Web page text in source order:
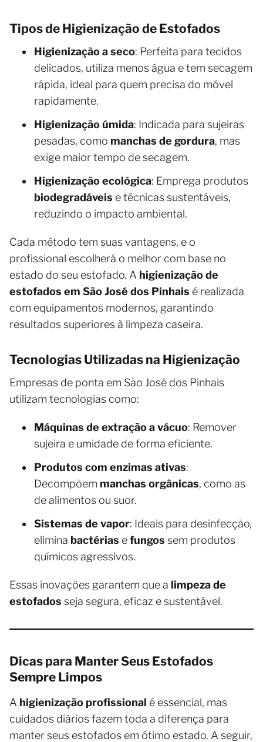
Tipos de Higienização de Estofados
Higienização a seco: Perfeita para tecidos
delicados, utiliza menos água e tem secagem
rápida, ideal para quem precisa do móvel
rapidamente.
Higienização úmida: Indicada para sujeiras
pesadas, como manchas de gordura, mas
exige maior tempo de secagem.
Higienização ecológica: Emprega produtos
biodegradáveis e técnicas sustentáveis,
reduzindo o impacto ambiental.
Cada método tem suas vantagens, e o
profissional escolherá o melhor com base no
estado do seu estofado. A higienização de
estofados em São José dos Pinhais é realizada
com equipamentos modernos, garantindo
resultados superiores à limpeza caseira.
Tecnologias Utilizadas na Higienização
Empresas de ponta em São José dos Pinhais
utilizam tecnologias como:
Máquinas de extração a vácuo: Remover
sujeira e umidade de forma eficiente.
Produtos com enzimas ativas:
Decompõem manchas orgânicas, como as
de alimentos ou suor.
Sistemas de vapor: Ideais para desinfecção,
elimina bactérias efungos sem produtos
químicos agressivos.
Essas inovações garantem que a limpeza de
estofados seja segura, eficaz e sustentável.
Dicas para Manter Seus Estofados
Sempre Limpos
A higienização profissional é essencial, mas
cuidados diários fazem toda a diferença para
manter seus estofados em ótimo estado. A seguir,